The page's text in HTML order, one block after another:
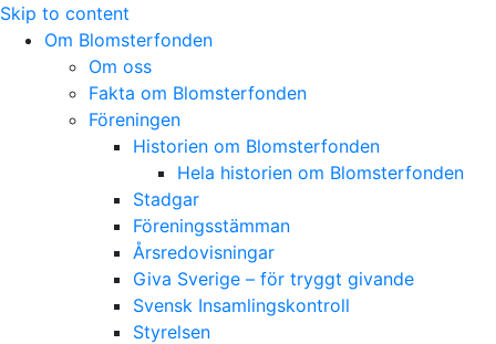
Skip to content
Om Blomsterfonden
Om oss
Fakta om Blomsterfonden
Föreningen
Historien om Blomsterfonden
Hela historien om Blomsterfonden
Stadgar
Föreningsstämman
Årsredovisningar
Giva Sverige – för tryggt givande
Svensk Insamlingskontroll
Styrelsen